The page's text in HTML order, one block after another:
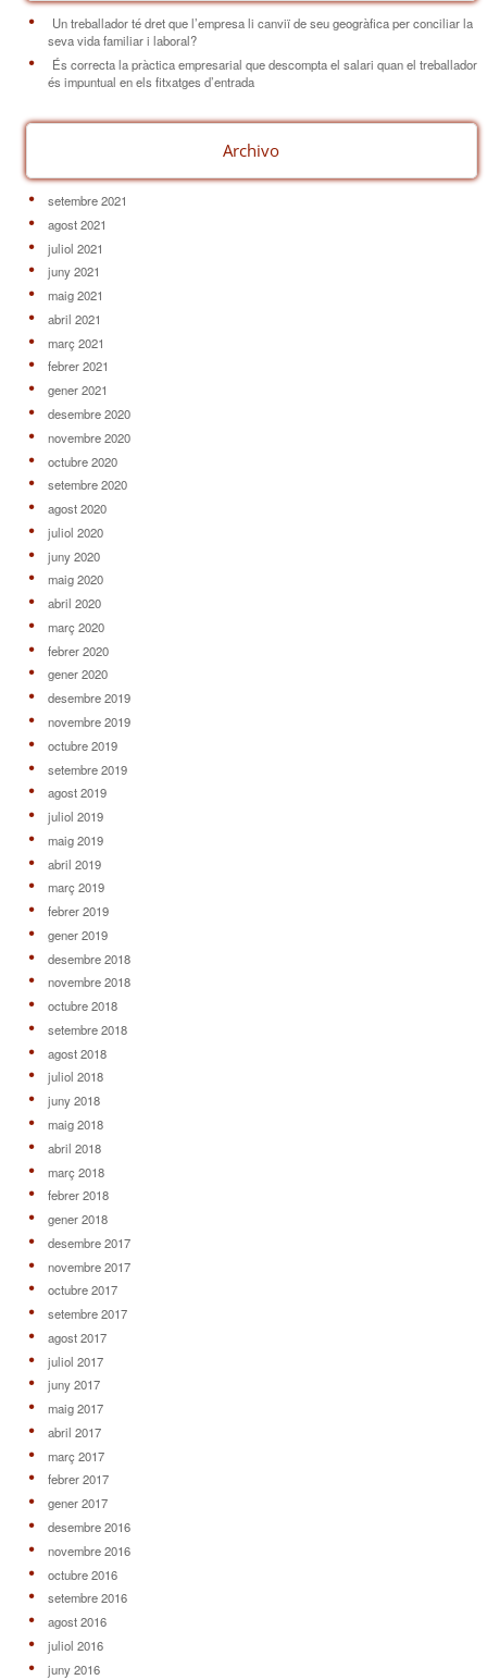
Un treballador té dret que l’empresa li canviï de seu geogràfica per conciliar la
seva vida familiar i laboral?
És correcta la pràctica empresarial que descompta el salari quan el treballador
és impuntual en els fitxatges d’entrada
Archivo
setembre 2021
agost 2021
juliol 2021
juny 2021
maig 2021
abril 2021
març 2021
febrer 2021
gener 2021
desembre 2020
novembre 2020
octubre 2020
setembre 2020
agost 2020
juliol 2020
juny 2020
maig 2020
abril 2020
març 2020
febrer 2020
gener 2020
desembre 2019
novembre 2019
octubre 2019
setembre 2019
agost 2019
juliol 2019
maig 2019
abril 2019
març 2019
febrer 2019
gener 2019
desembre 2018
novembre 2018
octubre 2018
setembre 2018
agost 2018
juliol 2018
juny 2018
maig 2018
abril 2018
març 2018
febrer 2018
gener 2018
desembre 2017
novembre 2017
octubre 2017
setembre 2017
agost 2017
juliol 2017
juny 2017
maig 2017
abril 2017
març 2017
febrer 2017
gener 2017
desembre 2016
novembre 2016
octubre 2016
setembre 2016
agost 2016
juliol 2016
juny 2016